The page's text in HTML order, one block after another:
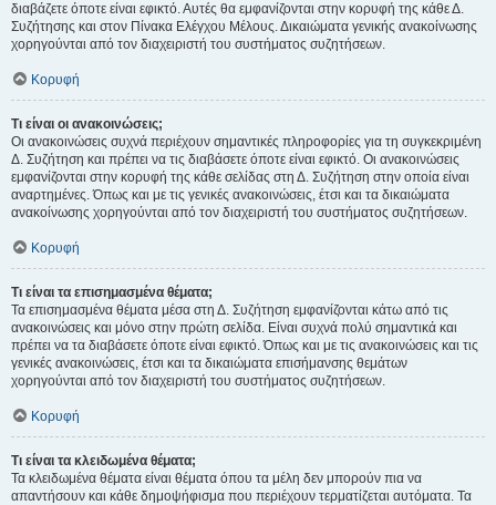
διαβάζετε όποτε είναι εφικτό. Αυτές θα εμφανίζονται στην κορυφή της κάθε Δ.
Συζήτησης και στον Πίνακα Ελέγχου Μέλους. Δικαιώματα γενικής ανακοίνωσης
χορηγούνται από τον διαχειριστή του συστήματος συζητήσεων.
Κορυφή
Τι είναι οι ανακοινώσεις;
Οι ανακοινώσεις συχνά περιέχουν σημαντικές πληροφορίες για τη συγκεκριμένη
Δ. Συζήτηση και πρέπει να τις διαβάσετε όποτε είναι εφικτό. Οι ανακοινώσεις
εμφανίζονται στην κορυφή της κάθε σελίδας στη Δ. Συζήτηση στην οποία είναι
αναρτημένες. Όπως και με τις γενικές ανακοινώσεις, έτσι και τα δικαιώματα
ανακοίνωσης χορηγούνται από τον διαχειριστή του συστήματος συζητήσεων.
Κορυφή
Τι είναι τα επισημασμένα θέματα;
Τα επισημασμένα θέματα μέσα στη Δ. Συζήτηση εμφανίζονται κάτω από τις
ανακοινώσεις και μόνο στην πρώτη σελίδα. Είναι συχνά πολύ σημαντικά και
πρέπει να τα διαβάσετε όποτε είναι εφικτό. Όπως και με τις ανακοινώσεις και τις
γενικές ανακοινώσεις, έτσι και τα δικαιώματα επισήμανσης θεμάτων
χορηγούνται από τον διαχειριστή του συστήματος συζητήσεων.
Κορυφή
Τι είναι τα κλειδωμένα θέματα;
Τα κλειδωμένα θέματα είναι θέματα όπου τα μέλη δεν μπορούν πια να
απαντήσουν και κάθε δημοψήφισμα που περιέχουν τερματίζεται αυτόματα. Τα